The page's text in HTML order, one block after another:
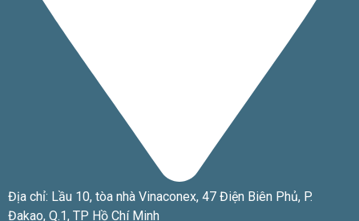
Địa chỉ: Lầu 10, tòa nhà Vinaconex, 47 Điện Biên Phủ, P.
Đakao, Q.1, TP Hồ Chí Minh​